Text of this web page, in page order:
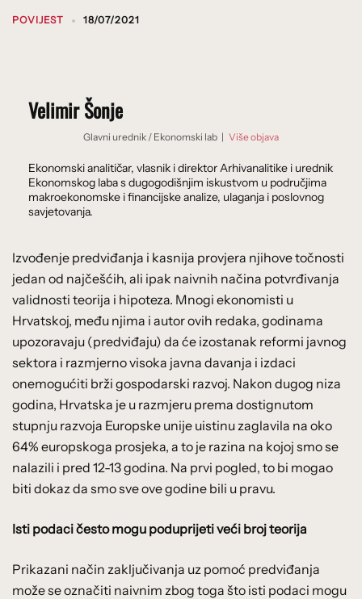
POVIJEST 18/07/2021
Velimir Šonje
Glavni urednik / Ekonomski lab | Više objava
Ekonomski analitičar, vlasnik i direktor Arhivanalitike i urednik
Ekonomskog laba s dugogodišnjim iskustvom u područjima
makroekonomske i financijske analize, ulaganja i poslovnog
savjetovanja.
Izvođenje predviđanja i kasnija provjera njihove točnosti
jedan od najčešćih, ali ipak naivnih načina potvrđivanja
validnosti teorija i hipoteza. Mnogi ekonomisti u
Hrvatskoj, među njima i autor ovih redaka, godinama
upozoravaju (predviđaju) da će izostanak reformi javnog
sektora i razmjerno visoka javna davanja i izdaci
onemogućiti brži gospodarski razvoj. Nakon dugog niza
godina, Hrvatska je u razmjeru prema dostignutom
stupnju razvoja Europske unije uistinu zaglavila na oko
64% europskoga prosjeka, a to je razina na kojoj smo se
nalazili i pred 12-13 godina. Na prvi pogled, to bi mogao
biti dokaz da smo sve ove godine bili u pravu.
Isti podaci često mogu poduprijeti veći broj teorija
Prikazani način zaključivanja uz pomoć predviđanja
može se označiti naivnim zbog toga što isti podaci mogu